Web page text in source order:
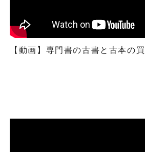
【動画】専門書の古書と古本の